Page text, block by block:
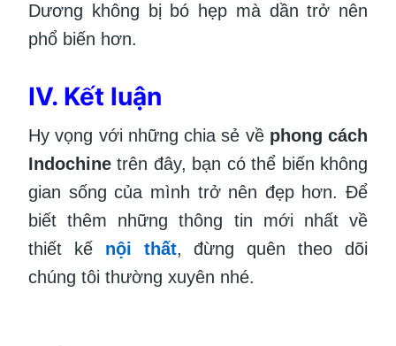
Dương không bị bó hẹp mà dần trở nên
phổ biến hơn.
IV. Kết luận
Hy vọng với những chia sẻ về phong cách
Indochine trên đây, bạn có thể biến không
gian sống của mình trở nên đẹp hơn. Để
biết thêm những thông tin mới nhất về
thiết kế nội thất, đừng quên theo dõi
chúng tôi thường xuyên nhé.